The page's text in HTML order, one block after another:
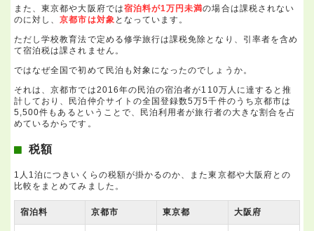
また、東京都や大阪府では宿泊料が1万円未満の場合は課税されない
のに対し、京都市は対象 となっています。
ただし学校教育法で定める修学旅行は課税免除となり、引率者を含め
て宿泊税は課されません。
ではなぜ全国で初めて民泊も対象になったのでしょうか。
それは、京都市では2016年の民泊の宿泊者が110万人に達すると推
計しており、民泊仲介サイトの全国登録数5万5千件のうち京都市は
5,500件もあるということで、民泊利用者が旅行者の大きな割合を占
めているからです。
税額
1人1泊につきいくらの税額が掛かるのか、また東京都や大阪府との
比較をまとめてみました。
宿泊料 京都市 東京都 大阪府